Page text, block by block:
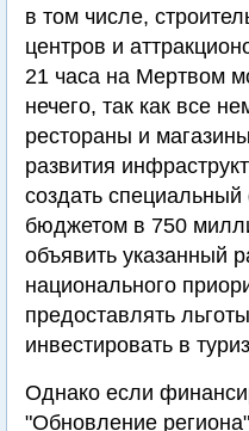
в том числе,
центров и
21 часа на Мертвом
нечего, так как все
рестораны и
развития
создать
бюджетом в 750
объявить указанный
национального
предоставлять
инвестировать в
Однако если
"Обновление